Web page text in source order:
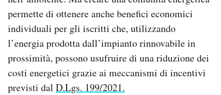
Newsletter
Notifiche mobile
Regala il Post
Hai bisogno di aiuto?
Esci
permette di ottenere anche benefici economici
individuali per gli iscritti che, utilizzando
l’energia prodotta dall’impianto rinnovabile in
prossimità, possono usufruire di una riduzione dei
costi energetici grazie ai meccanismi di incentivi
previsti dal D.Lgs. 199/2021.